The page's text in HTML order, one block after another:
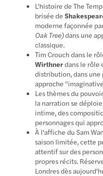
L'histoire de The
brisée de
moderne façonnée
Oak Tree)dans une
classique.
Tim Crouch dans le
Wirthnerdans le rôle
distribution, dans
approche
Les thèmes du
la narration se
intime, des
personnages qui
À l'affiche du Sam
saison limitée, cette
attentif sur des
propres récits.
Londres dès